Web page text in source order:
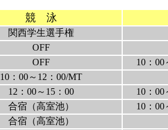
競 泳
関西学生選手権
OFF
OFF
10：00
10：00～12：00/MT
12：00～15：00
10：00
合宿（高室池）
10：00
合宿（高室池）